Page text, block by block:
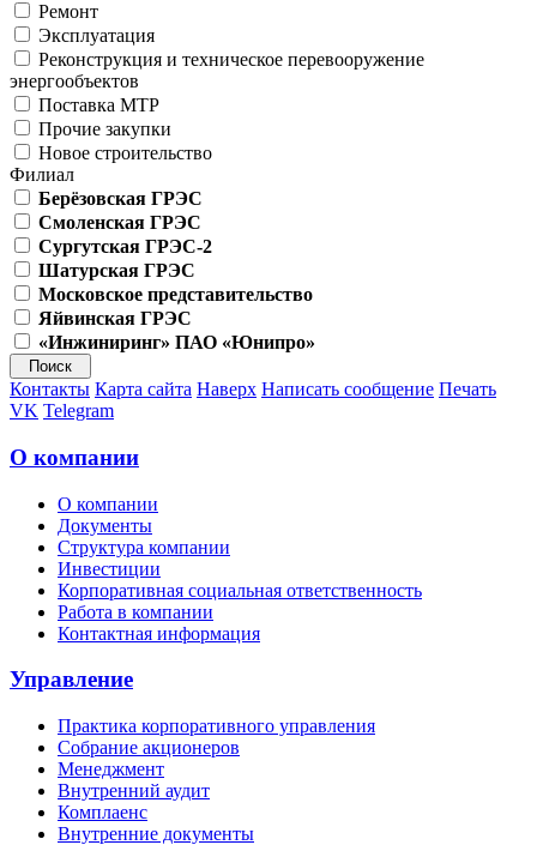
Ремонт
Эксплуатация
Реконструкция и техническое перевооружение
энергообъектов
Поставка МТР
Прочие закупки
Новое строительство
Филиал
Берёзовская ГРЭС
Смоленская ГРЭС
Сургутская ГРЭС-2
Шатурская ГРЭС
Московское представительство
Яйвинская ГРЭС
«Инжиниринг» ПАО «Юнипро»
Контакты Карта сайта Наверх Написать сообщение Печать
VK Telegram
О компании
О компании
Документы
Структура компании
Инвестиции
Корпоративная социальная ответственность
Работа в компании
Контактная информация
Управление
Практика корпоративного управления
Собрание акционеров
Менеджмент
Внутренний аудит
Комплаенс
Внутренние документы